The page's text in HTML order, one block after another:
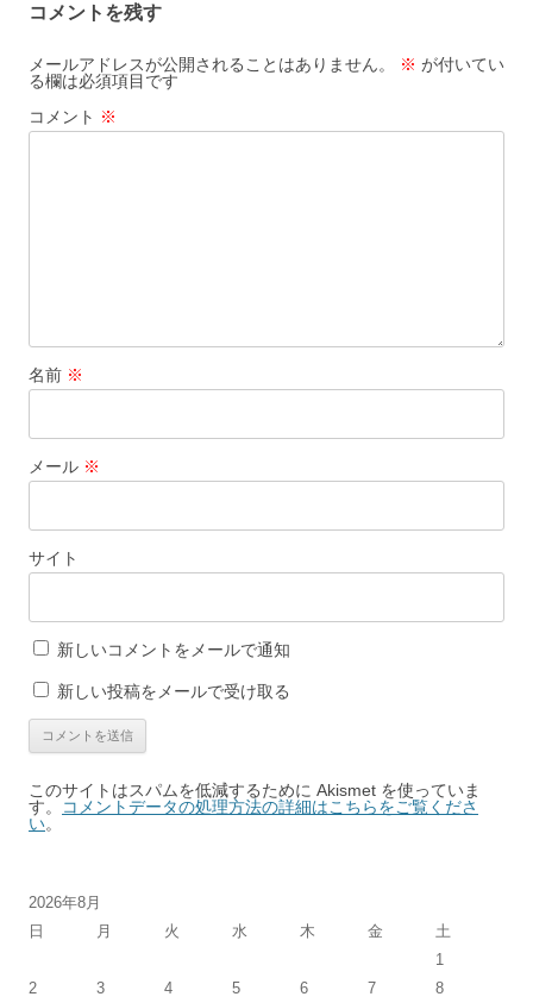
ビ
ゲ
ー
シ
コメントを残す
メールアドレスが公開されることはありません。 ※ が付いてい
る欄は必須項目です
コメント ※
名前 ※
メール ※
サイト
新しいコメントをメールで通知
新しい投稿をメールで受け取る
このサイトはスパムを低減するために Akismet を使っていま
す。
コメントデータの処理方法の詳細はこちらをご覧くださ
い。
2026年8月
日
月 火 水 木 金
土
1
2
3 4 5 6 7
8